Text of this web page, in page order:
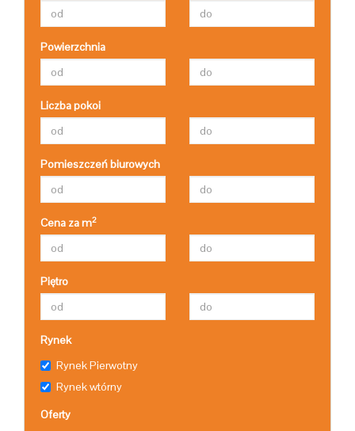
Powierzchnia
Liczba pokoi
Pomieszczeń biurowych
Cena za m2
Piętro
Rynek
Rynek Pierwotny
Rynek wtórny
Oferty